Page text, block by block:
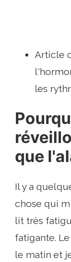
Article
les
que
Il y a
chose qui
lit très
fatigante.
le matin et